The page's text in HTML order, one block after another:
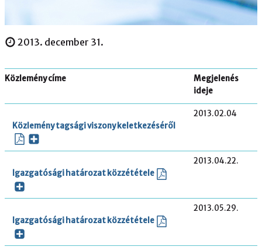
2013. december 31.
Közlemény címe
Megjelenés
ideje
Közlemény tagsági viszony keletkezéséről
2013.02.04
Igazgatósági határozat közzététele
2013.04.22.
Igazgatósági határozat közzététele
2013.05.29.